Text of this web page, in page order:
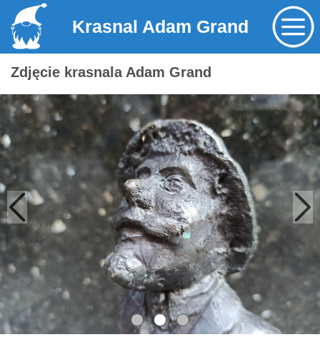
Krasnal Adam Grand
Zdjęcie krasnala Adam Grand